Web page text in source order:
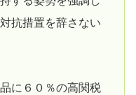
抗措置を辞さない
に６０％の高関税